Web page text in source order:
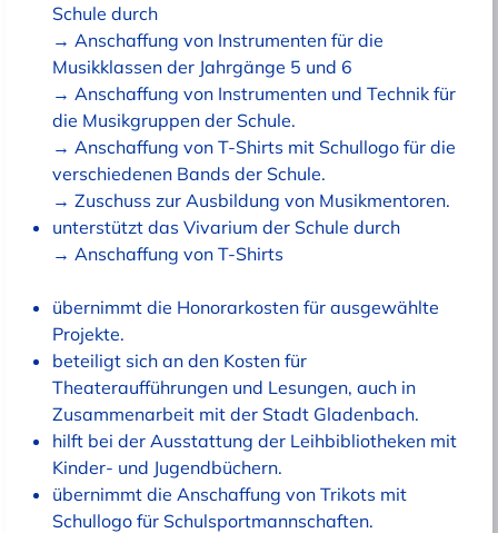
Schule durch
→ Anschaffung von Instrumenten für die
Musikklassen der Jahrgänge 5 und 6
→ Anschaffung von Instrumenten und Technik für
die Musikgruppen der Schule.
→ Anschaffung von T-Shirts mit Schullogo für die
verschiedenen Bands der Schule.
→ Zuschuss zur Ausbildung von Musikmentoren.
unterstützt das Vivarium der Schule durch
→ Anschaffung von T-Shirts
übernimmt die Honorarkosten für ausgewählte
Projekte.
beteiligt sich an den Kosten für
Theateraufführungen und Lesungen, auch in
Zusammenarbeit mit der Stadt Gladenbach.
hilft bei der Ausstattung der Leihbibliotheken mit
Kinder- und Jugendbüchern.
übernimmt die Anschaffung von Trikots mit
Schullogo für Schulsportmannschaften.